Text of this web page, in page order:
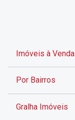
Imóveis à Venda
Por Bairros
Gralha Imóveis